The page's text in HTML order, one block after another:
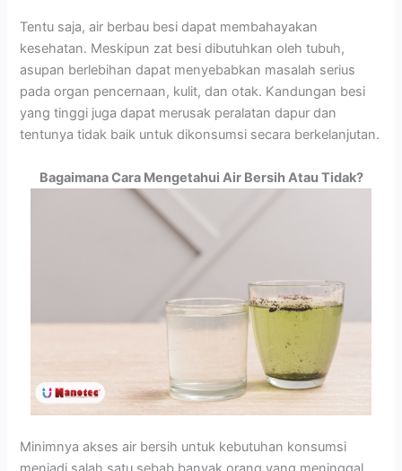
Tentu saja, air berbau besi dapat membahayakan
kesehatan. Meskipun zat besi dibutuhkan oleh tubuh,
asupan berlebihan dapat menyebabkan masalah serius
pada organ pencernaan, kulit, dan otak. Kandungan besi
yang tinggi juga dapat merusak peralatan dapur dan
tentunya tidak baik untuk dikonsumsi secara berkelanjutan.
Bagaimana Cara Mengetahui Air Bersih Atau Tidak?
Minimnya akses air bersih untuk kebutuhan konsumsi